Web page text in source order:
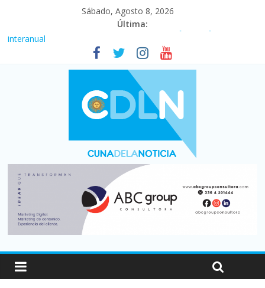
Sábado, Agosto 8, 2026
Última:
Fuerte caída de la venta de autos usados en julio: bajó un 12,6%
Central venció 1 a 0 al River de Coudet en el Monumental
La morosidad alcanzó su nivel más alto en dos décadas y ya
afecta a 400 mil deudores en Santa Fe
Desde que asumió Milei cerraron 41.000 kioscos: el sector
denuncia crisis como en 2001
Vacaciones de invierno con más movimiento y consumo
turístico: 4,6 millones de personas viajaron por el país, un 5,9%